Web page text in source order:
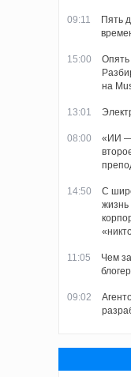
09:11
Пять
15:00
на
13:01
08:00
«ИИ —
14:50
С
жизнь
11:05
Чем
09:02